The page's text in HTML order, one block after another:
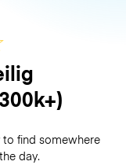
to find somewhere
day.